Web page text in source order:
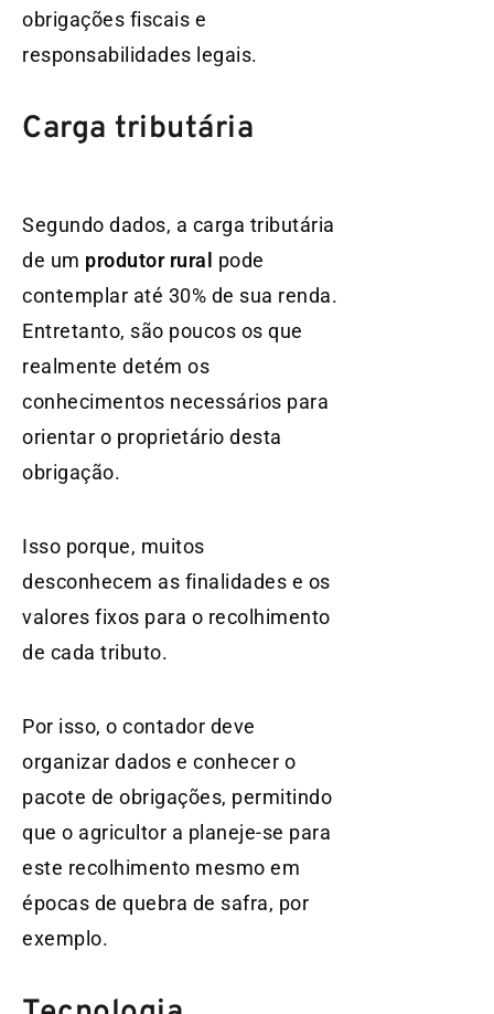
obrigações fiscais e
responsabilidades legais.
Carga tributária
Segundo dados, a carga tributária
de um produtor rural pode
contemplar até 30% de sua renda.
Entretanto, são poucos os que
realmente detém os
conhecimentos necessários para
orientar o proprietário desta
obrigação.
Isso porque, muitos
desconhecem as finalidades e os
valores fixos para o recolhimento
de cada tributo.
Por isso, o contador deve
organizar dados e conhecer o
pacote de obrigações, permitindo
que o agricultor a planeje-se para
este recolhimento mesmo em
épocas de quebra de safra, por
exemplo.